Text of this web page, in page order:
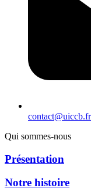
contact@uiccb.fr
Qui sommes-nous
Présentation
Notre histoire